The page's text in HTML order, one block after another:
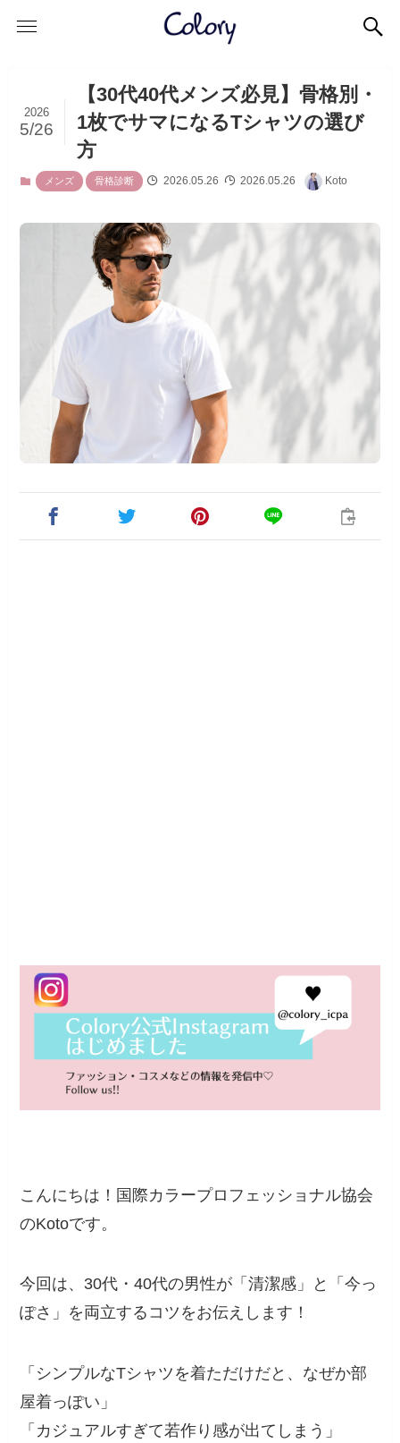
【30代40代メンズ必見】骨格別・
1枚でサマになるTシャツの選び
方
2026
5/26
メンズ 骨格診断 2026.05.26 2026.05.26 Koto
こんにちは！国際カラープロフェッショナル協会
のKotoです。
今回は、30代・40代の男性が「清潔感」と「今っ
ぽさ」を両立するコツをお伝えします！
「シンプルなTシャツを着ただけだと、なぜか部
屋着っぽい」
「カジュアルすぎて若作り感が出てしまう」